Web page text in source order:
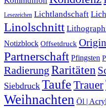
Lesezeichen Lichtlandschaft
Linolschnitt
Notizblock Offsetdruck
Partnerschaft Pfingsten
Radierung Raritäten
Siebdruck Taufe Trauer
Weihnachten Öl | Acryl